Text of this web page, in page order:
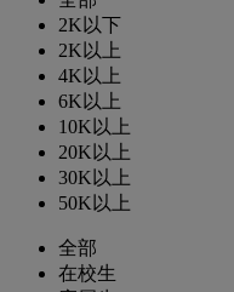
2K以下
2K以上
4K以上
6K以上
10K以上
20K以上
30K以上
50K以上
全部
在校生